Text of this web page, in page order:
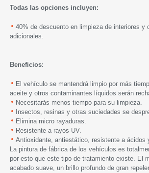
Todas las opciones incluyen:
40% de descuento en limpieza de interiores y
adicionales.
Beneficios:
El vehículo se mantendrá limpio por más
aceite y otros contaminantes líquidos serán
Necesitarás menos tiempo para su limpieza.
Insectos, resinas y otras suciedades se
Elimina micro rayaduras.
Resistente a rayos UV.
Antioxidante, antiestático, resistente a ácidos
La pintura de fábrica de los vehículos es
por esto que este tipo de tratamiento existe. El
acabado suave, un brillo profundo de gran